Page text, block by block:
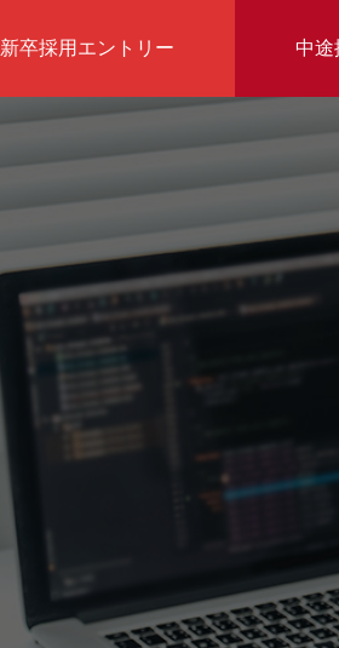
新卒採用エントリー 中途
デザイナ